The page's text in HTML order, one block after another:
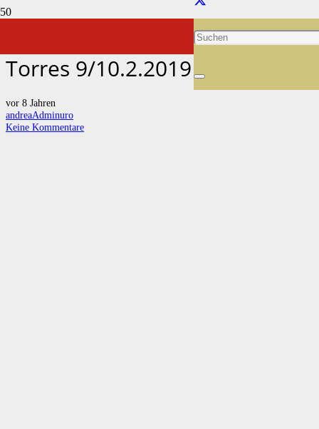
Reitunterricht mit Pedro
Torres 9/10.2.2019
vor 8 Jahren
andreaAdminuro
Keine Kommentare